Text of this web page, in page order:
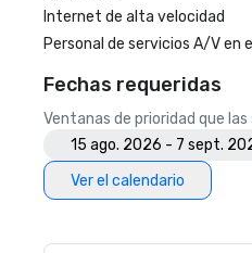
Internet de alta velocidad
Personal de servicios A/V en
Fechas requeridas
Ventanas de prioridad que
15 ago. 2026 - 7 sept.
Ver el calendario